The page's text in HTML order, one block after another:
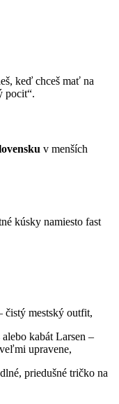
keď chceš mať na
pocit“.
v menších
kúsky namiesto fast
čistý mestský outfit,
alebo kabát Larsen –
upravene,
priedušné tričko na